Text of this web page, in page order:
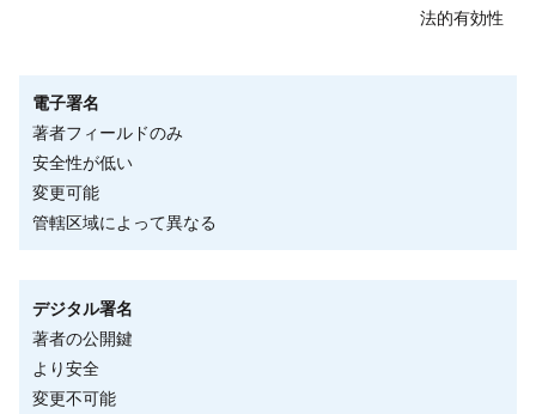
法的有効性
電子署名
著者フィールドのみ
安全性が低い
変更可能
管轄区域によって異なる
デジタル署名
著者の公開鍵
より安全
変更不可能